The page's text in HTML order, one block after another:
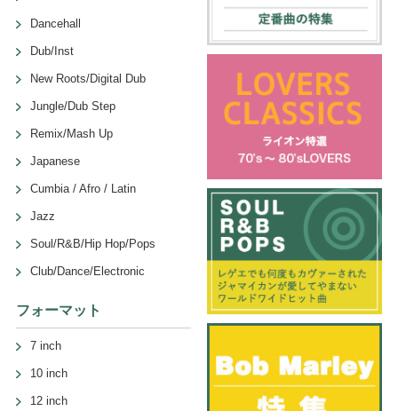
Dancehall
Dub/Inst
New Roots/Digital Dub
Jungle/Dub Step
Remix/Mash Up
Japanese
Cumbia / Afro / Latin
Jazz
Soul/R&B/Hip Hop/Pops
Club/Dance/Electronic
フォーマット
7 inch
10 inch
12 inch